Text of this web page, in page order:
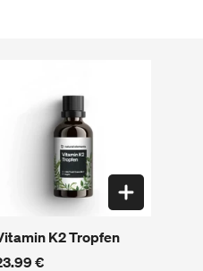
K2 Tropfen
€